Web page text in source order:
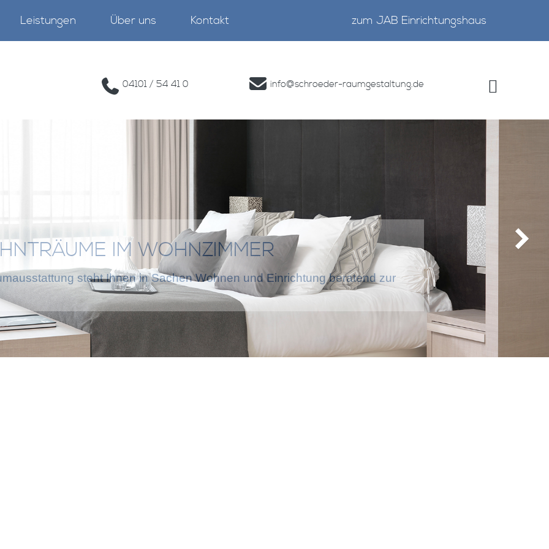
Leistungen Über uns Kontakt zum JAB Einrichtungshaus
04101 / 54 41 0 info@schroeder-raumgestaltung.de
IM WOHNZIMMER
steht Ihnen in Sachen Wohnen und Einrichtung beratend zur